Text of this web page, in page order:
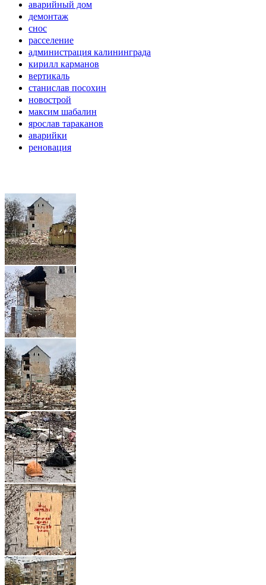
аварийный дом
демонтаж
снос
расселение
администрация калининграда
кирилл карманов
вертикаль
станислав посохин
новострой
максим шабалин
ярослав тараканов
аварийки
реновация